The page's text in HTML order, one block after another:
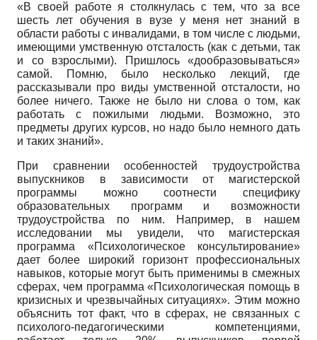
«В своей работе я столкнулась с тем, что за все
шесть лет обучения в вузе у меня нет знаний в
области работы с инвалидами, в том числе с людьми,
имеющими умственную отсталость (как с детьми, так
и со взрослыми). Пришлось «дообразовываться»
самой. Помню, было несколько лекций, где
рассказывали про виды умственной отсталости, но
более ничего. Также не было ни слова о том, как
работать с пожилыми людьми. Возможно, это
предметы других курсов, но надо было немного дать
и таких знаний».
При сравнении особенностей трудоустройства
выпускников в зависимости от магистерской
программы можно соотнести специфику
образовательных программ и возможности
трудоустройства по ним. Например, в нашем
исследовании мы увидели, что магистерская
программа «Психологическое консультирование»
дает более широкий горизонт профессиональных
навыков, которые могут быть применимы в смежных
сферах, чем программа «Психологическая помощь в
кризисных и чрезвычайных ситуациях». Этим можно
объяснить тот факт, что в сферах, не связанных с
психолого-педагогическими компетенция­ми,